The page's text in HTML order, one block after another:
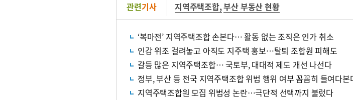
관련기사 지역주택조합,부산 부동산 현황
‘복마전’ 지역주택조합 손본다… 활동 없는 조직은 인가 취소
인감 위조 걸려놓고 아직도 지주택 홍보…탈퇴 조합원 피해도
갈등 많은 지역주택조합… 국토부, 대대적 제도 개선 나선다
정부, 부산 등 전국 지역주택조합 위법 행위 여부 꼼꼼히 들여다본
지역주택조합원 모집 위법성 논란…극단적 선택까지 불렀다